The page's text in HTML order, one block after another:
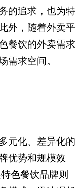
的追求，也为特
外，随着外卖平
餐饮的外卖需求
需求空间。
元化、差异化的
优势和规模效
色餐饮品牌则